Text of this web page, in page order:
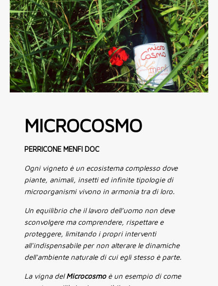
MICROCOSMO
PERRICONE MENFI DOC
Ogni vigneto è un ecosistema complesso dove
piante, animali, insetti ed infinite tipologie di
microorganismi vivono in armonia tra di loro.
Un equilibrio che il lavoro dell’uomo non deve
sconvolgere ma comprendere, rispettare e
proteggere, limitando i propri interventi
all'indispensabile per non alterare le dinamiche
dell'ambiente naturale di cui egli stesso è parte.
La vigna delMicrocosmoè un esempio di come